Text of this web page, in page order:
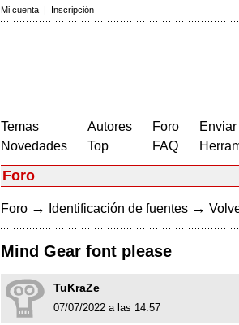
Mi cuenta | Inscripción
Temas
Novedades
Autores
Top
Foro
FAQ
Foro
Foro → Identificación de fuentes →
Mind Gear font please
TuKraZe
07/07/2022 a las 14:57